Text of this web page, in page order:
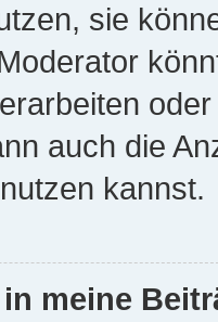
sie
auch die
kannst.
meine